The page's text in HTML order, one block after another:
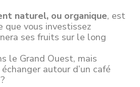
naturel, ou organique, est
que vous investissez
ses fruits sur le long
le Grand Ouest, mais
autour d’un café